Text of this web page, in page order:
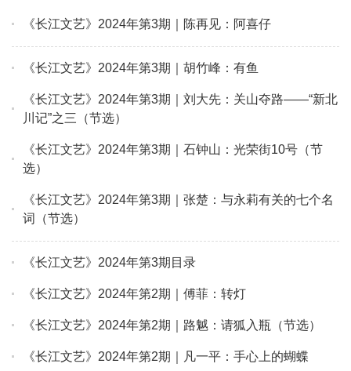
《长江文艺》2024年第3期｜陈再见：阿喜仔
《长江文艺》2024年第3期｜胡竹峰：有鱼
《长江文艺》2024年第3期｜刘大先：关山夺路——“新北
川记”之三（节选）
《长江文艺》2024年第3期｜石钟山：光荣街10号（节
选）
《长江文艺》2024年第3期｜张楚：与永莉有关的七个名
词（节选）
《长江文艺》2024年第3期目录
《长江文艺》2024年第2期｜傅菲：转灯
《长江文艺》2024年第2期｜路魆：请狐入瓶（节选）
《长江文艺》2024年第2期｜凡一平：手心上的蝴蝶